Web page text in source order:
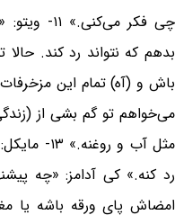
چی فکر
بدهم که نتواند رد کند.
باش و (آه) تمام این
مثل آب و
رد کنه.» کی آدامز: «چه